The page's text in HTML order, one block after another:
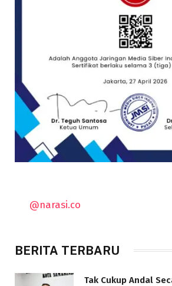
@narasi.co
BERITA TERBARU
Tak Cukup Andal